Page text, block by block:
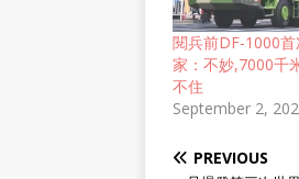
閱兵前DF-1000
家：不妙,7000千
不住
September 2,
PREVIOUS